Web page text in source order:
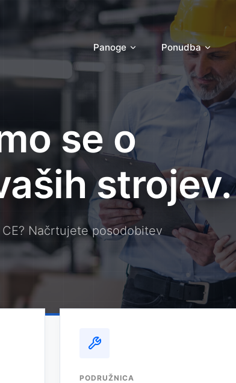
Panoge Ponudba
se o
strojev.
Načrtujete posodobitev
PODRUŽNICA